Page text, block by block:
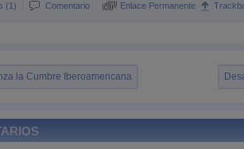
(1) Comentario Enlace Permanente
la Cumbre Iberoamericana